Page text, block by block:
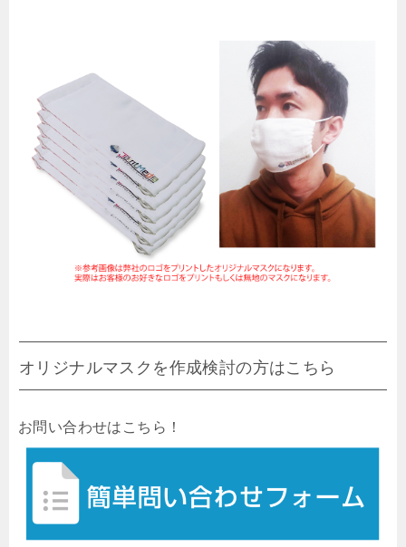
オリジナルマスクを作成検討の方はこちら
お問い合わせはこちら！